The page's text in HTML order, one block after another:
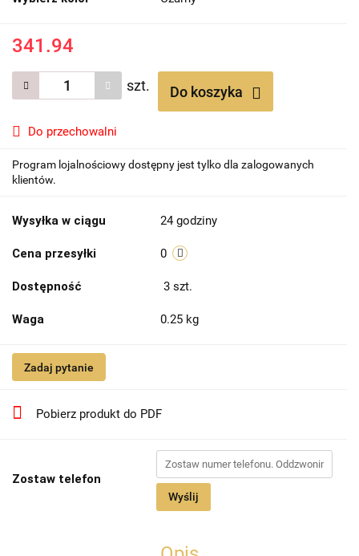
341.94
szt. Do koszyka
Do przechowalni
Program lojalnościowy dostępny jest tylko dla zalogowanych
klientów.
Wysyłka w ciągu 24 godziny
Cena przesyłki 0
Dostępność 3 szt.
Waga 0.25 kg
Zadaj pytanie
Pobierz produkt do PDF
Zostaw telefon
Wyślij